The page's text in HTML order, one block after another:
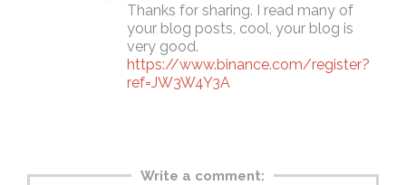
Thanks for sharing. I read many of
your blog posts, cool, your blog is
very good.
https://www.binance.com/register?
ref=JW3W4Y3A
Write a comment: